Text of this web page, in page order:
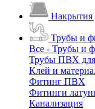
Накрытия
Трубы и
Все - Трубы и
Трубы ПВХ для
Клей и
Фитинг ПВХ
Фитинги
Канализация